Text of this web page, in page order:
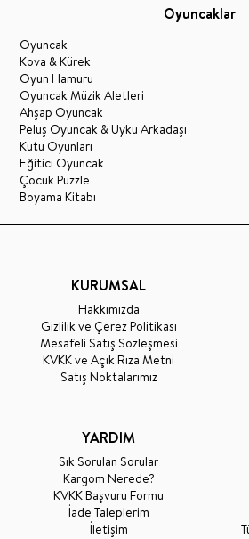
Oyuncaklar
Oyuncak
Kova & Kürek
Oyun Hamuru
Oyuncak Müzik Aletleri
Ahşap Oyuncak
Peluş Oyuncak & Uyku Arkadaşı
Kutu Oyunları
Eğitici Oyuncak
Çocuk Puzzle
Boyama Kitabı
KURUMSAL
Hakkımızda
Gizlilik ve Çerez Politikası
Mesafeli Satış Sözleşmesi
KVKK ve Açık Rıza Metni
Satış Noktalarımız
YARDIM
Sık Sorulan Sorular
Kargom Nerede?
KVKK Başvuru Formu
İade Taleplerim
İletişim